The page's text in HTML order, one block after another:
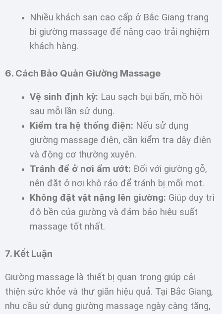
Nhiều khách sạn cao cấp ở Bắc Giang trang
bị giường massage để nâng cao trải nghiệm
khách hàng.
6. Cách Bảo Quản Giường Massage
Vệ sinh định kỳ: Lau sạch bụi bẩn, mồ hôi
sau mỗi lần sử dụng.
Kiểm tra hệ thống điện: Nếu sử dụng
giường massage điện, cần kiểm tra dây điện
và động cơ thường xuyên.
Tránh để ở nơi ẩm ướt: Đối với giường gỗ,
nên đặt ở nơi khô ráo để tránh bị mối mọt.
Không đặt vật nặng lên giường: Giúp duy trì
độ bền của giường và đảm bảo hiệu suất
massage tốt nhất.
7. Kết Luận
Giường massage là thiết bị quan trọng giúp cải
thiện sức khỏe và thư giãn hiệu quả. Tại Bắc Giang,
nhu cầu sử dụng giường massage ngày càng tăng,